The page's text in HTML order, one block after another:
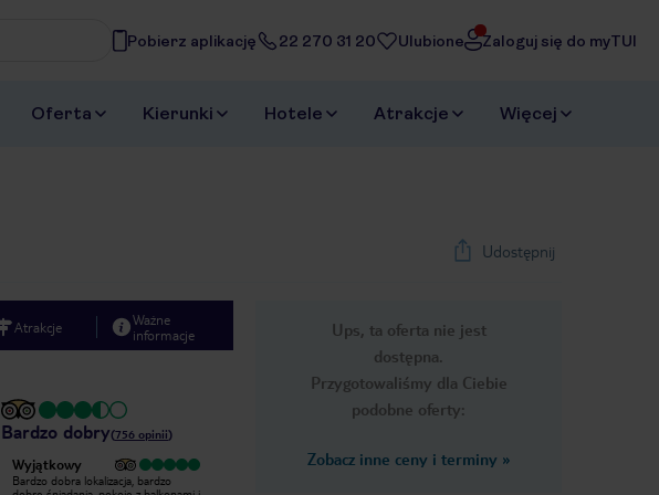
Pobierz aplikację 22 270 31 20 Ulubione Zaloguj się do myTUI
Oferta Kierunki Hotele Atrakcje Więcej
Udostępnij
Ups, ta oferta nie jest
dostępna.
Przygotowaliśmy dla Ciebie
podobne oferty:
Zobacz inne ceny i terminy »
Atrakcje
Ważne
informacje
Bardzo dobry(756 opinii)
Wyjątkowy
Bardzo dobra lokalizacja, bardzo
Bardzo dobry Bardzo dobry